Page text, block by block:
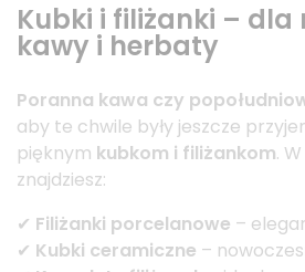
Kubki i filiżanki – dla
kawy i herbaty
Poranna kawa czy
aby te chwile były jeszcze
pięknym kubkom i filiżankom.
znajdziesz:
✔ Filiżanki porcelanowe –
✔ Kubki ceramiczne –